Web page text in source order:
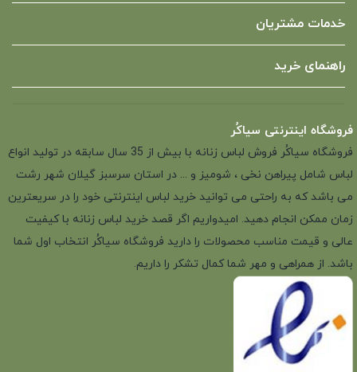
خدمات مشتریان
راهنمای خرید
فروشگاه اینترنتی سیاکُر
فروشگاه سیاکُر فروش لباس زنانه با بیش از 35 سال سابقه در تولید انواع
لباس شامل پیراهن نخی ، شومیز و ... در استان سرسبز گیلان شهر رشت
می باشد که به راحتی می توانید خرید لباس اینترنتی خود را در سریعترین
زمان ممکن انجام دهید. امیدواریم اگر قصد خرید لباس زنانه با کیفیت
عالی و قیمت مناسب محصولات را دارید فروشگاه سیاکُر انتخاب اول شما
باشد. از همراهی و مهر شما کمال تشکر را داریم.